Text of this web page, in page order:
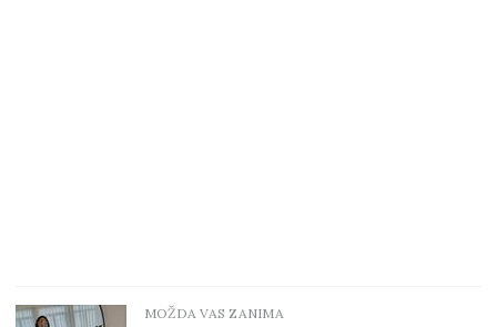
MOŽDA VAS ZANIMA